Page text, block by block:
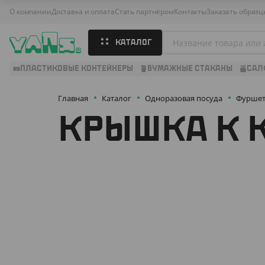
О компанииДоставка и оплатаСтать партнёромКонтактыЗаказать
КАТАЛОГ
ПЛАСТИКОВЫЕ КОНТЕЙНЕРЫ БУМАЖНЫЕ СТАКАНЫ
Главная Каталог Одноразовая посуда
КРЫШКА К